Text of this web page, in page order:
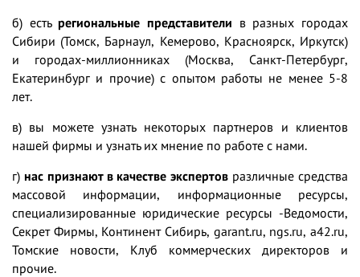
б) естьрегиональные представители в разных городах
Сибири (Томск, Барнаул, Кемерово, Красноярск, Иркутск)
и городах-миллионниках (Москва, Санкт-Петербург,
Екатеринбург и прочие) с опытом работы не менее 5-8
лет.
в) вы можете узнать некоторых партнеров и клиентов
нашей фирмы и узнать их мнение по работе с нами.
г) нас признают в качестве экспертов различные средства
массовой информации, информационные ресурсы,
специализированные юридические ресурсы -Ведомости,
Секрет Фирмы, Континент Сибирь, garant.ru, ngs.ru, a42.ru,
Томские новости, Клуб коммерческих директоров и
прочие.